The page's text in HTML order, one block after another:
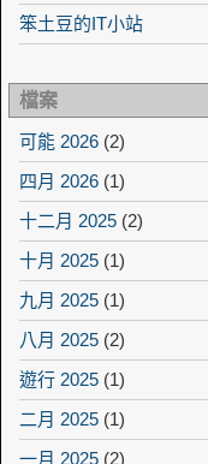
笨土豆的IT小站
檔案
可能 2026 (2)
四月 2026 (1)
十二月 2025 (2)
十月 2025 (1)
九月 2025 (1)
八月 2025 (2)
遊行 2025 (1)
二月 2025 (1)
一月 2025 (2)